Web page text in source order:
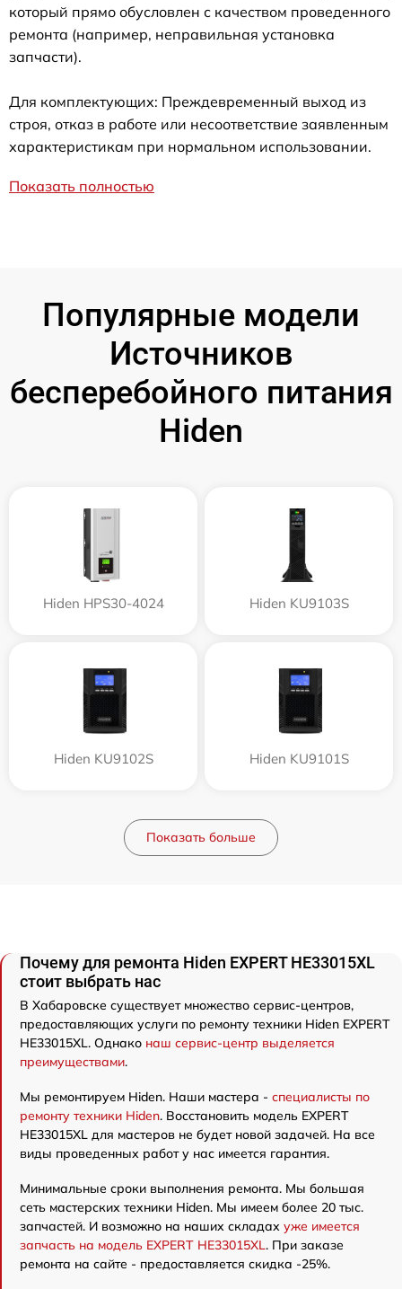
который прямо обусловлен с качеством проведенного
ремонта (например, неправильная установка
запчасти).
Для комплектующих: Преждевременный выход из
строя, отказ в работе или несоответствие заявленным
характеристикам при нормальном использовании.
Показать полностью
Популярные модели
Источников
бесперебойного питания
Hiden
Hiden HPS30-4024 Hiden KU9103S
Hiden KU9102S Hiden KU9101S
Показать больше
Почему для ремонта Hiden EXPERT HE33015XL
стоит выбрать нас
В Хабаровске существует множество сервис-центров,
предоставляющих услуги по ремонту техники Hiden EXPERT
HE33015XL. Однако наш сервис-центр выделяется
преимуществами.
Мы ремонтируем Hiden. Наши мастера - специалисты по
ремонту техники Hiden. Восстановить модель EXPERT
HE33015XL для мастеров не будет новой задачей. На все
виды проведенных работ у нас имеется гарантия.
Минимальные сроки выполнения ремонта. Мы большая
сеть мастерских техники Hiden. Мы имеем более 20 тыс.
запчастей. И возможно на наших складах уже имеется
запчасть на модель EXPERT HE33015XL. При заказе
ремонта на сайте - предоставляется скидка -25%.